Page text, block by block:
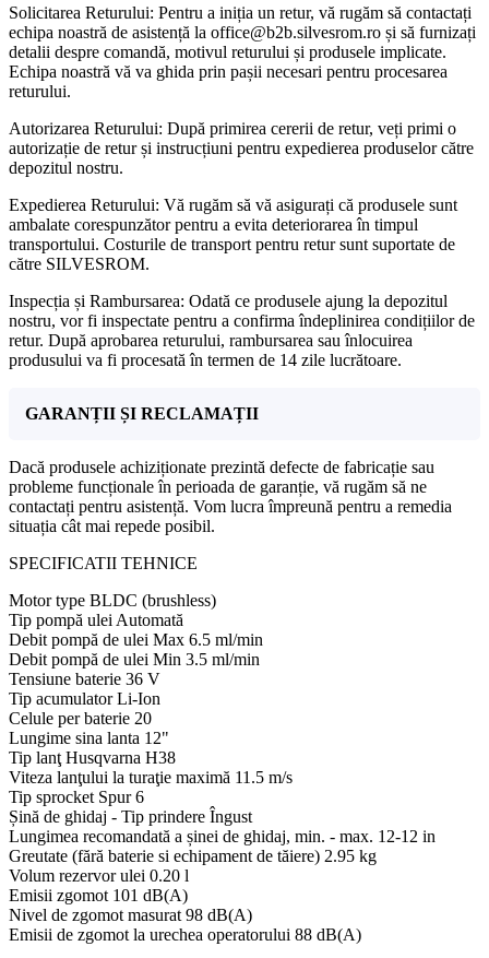
Solicitarea Returului: Pentru a iniția un retur, vă rugăm să contactați
echipa noastră de asistență la office@b2b.silvesrom.ro și să furnizați
detalii despre comandă, motivul returului și produsele implicate.
Echipa noastră vă va ghida prin pașii necesari pentru procesarea
returului.
Autorizarea Returului: După primirea cererii de retur, veți primi o
autorizație de retur și instrucțiuni pentru expedierea produselor către
depozitul nostru.
Expedierea Returului: Vă rugăm să vă asigurați că produsele sunt
ambalate corespunzător pentru a evita deteriorarea în timpul
transportului. Costurile de transport pentru retur sunt suportate de
către SILVESROM.
Inspecția și Rambursarea: Odată ce produsele ajung la depozitul
nostru, vor fi inspectate pentru a confirma îndeplinirea condițiilor de
retur. După aprobarea returului, rambursarea sau înlocuirea
produsului va fi procesată în termen de 14 zile lucrătoare.
GARANȚII ȘI RECLAMAȚII
Dacă produsele achiziționate prezintă defecte de fabricație sau
probleme funcționale în perioada de garanție, vă rugăm să ne
contactați pentru asistență. Vom lucra împreună pentru a remedia
situația cât mai repede posibil.
SPECIFICATII TEHNICE
Motor type BLDC (brushless)
Tip pompă ulei Automată
Debit pompă de ulei Max 6.5 ml/min
Debit pompă de ulei Min 3.5 ml/min
Tensiune baterie 36 V
Tip acumulator Li-Ion
Celule per baterie 20
Lungime sina lanta 12"
Tip lanţ Husqvarna H38
Viteza lanţului la turaţie maximă 11.5 m/s
Tip sprocket Spur 6
Șină de ghidaj - Tip prindere Îngust
Lungimea recomandată a șinei de ghidaj, min. - max. 12-12 in
Greutate (fără baterie si echipament de tăiere) 2.95 kg
Volum rezervor ulei 0.20 l
Emisii zgomot 101 dB(A)
Nivel de zgomot masurat 98 dB(A)
Emisii de zgomot la urechea operatorului 88 dB(A)